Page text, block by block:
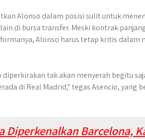
Alonso dalam posisi sulit untuk
di bursa transfer. Meski kontrak
Alonso harus tetap kritis dalam
tak akan menyerah begitu
di Real Madrid,” tegas Asencio, yang
Diperkenalkan Barcelona,